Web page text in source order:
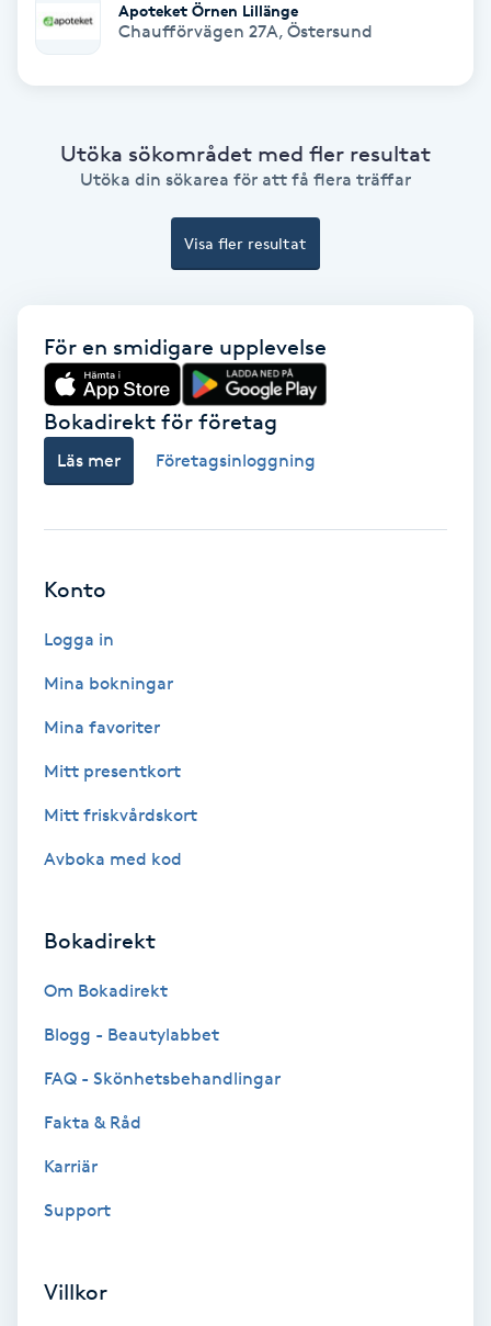
Spa-manikyr
Svettbehandling
Tuina-massage
Taktil massage
Tandblekning
Tandläkare
Tatueringsborttagning
Torrborstning
Trådning
Apoteket Örnen Lillänge
Chaufförvägen 27A, Östersund
Utöka sökområdet med fler resultat
Utöka din sökarea för att få flera träffar
Visa fler resultat
För en smidigare upplevelse
Bokadirekt för företag
Läs mer Företagsinloggning
Konto
Logga in
Mina bokningar
Mina favoriter
Mitt presentkort
Mitt friskvårdskort
Avboka med kod
Bokadirekt
Om Bokadirekt
Blogg - Beautylabbet
FAQ - Skönhetsbehandlingar
Fakta & Råd
Karriär
Support
Villkor